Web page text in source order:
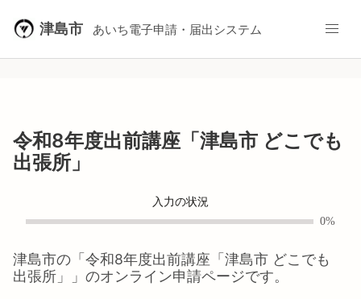
津島市 あいち電子申請・届出システム
令和8年度出前講座「津島市 どこでも
出張所」
入力の状況
0%
津島市の「 令和8年度出前講座「津島市 どこでも
出張所」
」のオンライン申請ページです。